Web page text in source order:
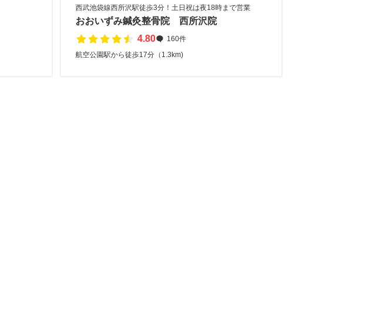
西武池袋線西所沢駅徒歩3分！土日祝は夜18時まで営業
おおいずみ鍼灸整骨院 西所沢院
4.80
160件
航空公園駅から徒歩17分（1.3km)